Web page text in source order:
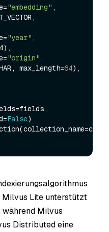
"embedding" ,
"year" ,
"origin" ,
max_length=64),
False)
Milvus Lite unterstützt
während Milvus
Distributed eine